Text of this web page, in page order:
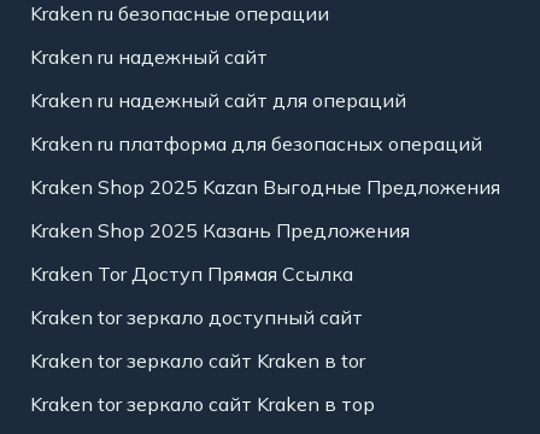
Kraken ru безопасные операции
Kraken ru надежный сайт
Kraken ru надежный сайт для операций
Kraken ru платформа для безопасных операций
Kraken Shop 2025 Kazan Выгодные Предложения
Kraken Shop 2025 Казань Предложения
Kraken Tor Доступ Прямая Ссылка
Kraken tor зеркало доступный сайт
Kraken tor зеркало сайт Kraken в tor
Kraken tor зеркало сайт Kraken в тор